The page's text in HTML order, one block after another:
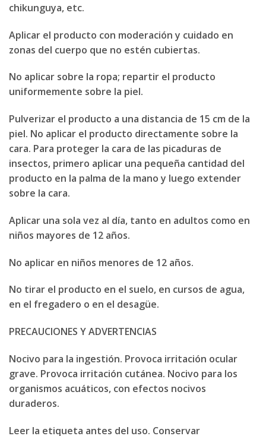
chikunguya, etc.
Aplicar el producto con moderación y cuidado en
zonas del cuerpo que no estén cubiertas.
No aplicar sobre la ropa; repartir el producto
uniformemente sobre la piel.
Pulverizar el producto a una distancia de 15 cm de la
piel. No aplicar el producto directamente sobre la
cara. Para proteger la cara de las picaduras de
insectos, primero aplicar una pequeña cantidad del
producto en la palma de la mano y luego extender
sobre la cara.
Aplicar una sola vez al día, tanto en adultos como en
niños mayores de 12 años.
No aplicar en niños menores de 12 años.
No tirar el producto en el suelo, en cursos de agua,
en el fregadero o en el desagüe.
PRECAUCIONES Y ADVERTENCIAS
Nocivo para la ingestión. Provoca irritación ocular
grave. Provoca irritación cutánea. Nocivo para los
organismos acuáticos, con efectos nocivos
duraderos.
Leer la etiqueta antes del uso. Conservar